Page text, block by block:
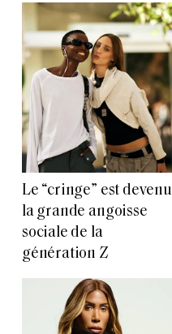
Le “cringe” est devenu
la grande angoisse
sociale de la
génération Z